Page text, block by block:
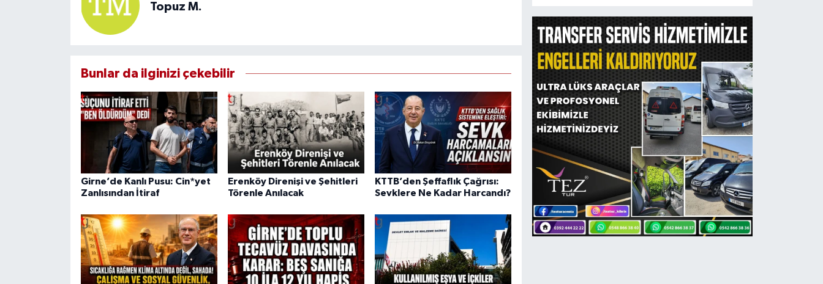
Topuz M.
Bunlar da ilginizi çekebilir
Girne’de Kanlı Pusu: Cin*yet
Zanlısından İtiraf
Erenköy Direnişi ve Şehitleri
Törenle Anılacak
KTTB’den Şeffaflık Çağrısı:
Sevklere Ne Kadar Harcandı?